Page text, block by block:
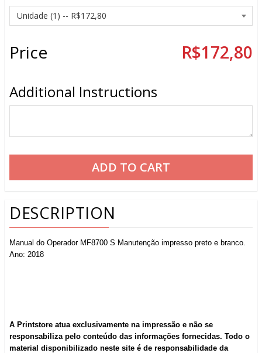
Price R$172,80
Additional Instructions
DESCRIPTION
Manual do Operador MF8700 S Manutenção impresso preto e branco.
Ano: 2018
A Printstore atua exclusivamente na impressão e não se
responsabiliza pelo conteúdo das informações fornecidas. Todo o
material disponibilizado neste site é de responsabilidade da